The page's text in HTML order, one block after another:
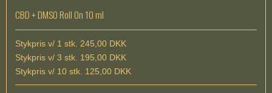
CBD + DMSO Roll On 10 ml
Stykpris v/ 1 stk. 245,00 DKK
Stykpris v/ 3 stk. 195,00 DKK
Stykpris v/ 10 stk. 125,00 DKK